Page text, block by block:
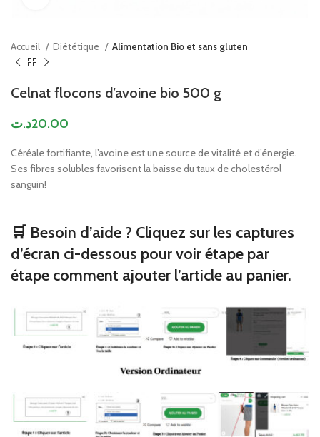
Accueil Diététique Alimentation Bio et sans gluten
Celnat flocons d’avoine bio 500 g
20.00د.ت
Céréale fortifiante, l’avoine est une source de vitalité et d’énergie.
Ses fibres solubles favorisent la baisse du taux de cholestérol
sanguin!
🛒 Besoin d’aide ? Cliquez sur les captures
d’écran ci-dessous pour voir étape par
étape comment ajouter l’article au panier.